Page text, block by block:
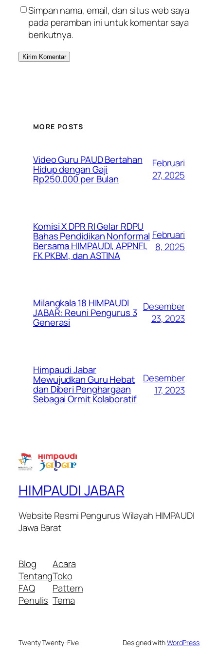
Simpan nama, email, dan situs web saya
pada peramban ini untuk komentar saya
berikutnya.
MORE POSTS
Video Guru PAUD Bertahan
Hidup dengan Gaji
Rp250.000 per Bulan
Februari
27, 2025
Komisi X DPR RI Gelar RDPU
Bahas Pendidikan Nonformal
Bersama HIMPAUDI, APPNFI,
FK PKBM, dan ASTINA
Februari
8, 2025
Milangkala 18 HIMPAUDI
JABAR: Reuni Pengurus 3
Generasi
Desember
23, 2023
Himpaudi Jabar
Mewujudkan Guru Hebat
dan Diberi Penghargaan
Sebagai Ormit Kolaboratif
Desember
17, 2023
HIMPAUDI JABAR
Website Resmi Pengurus Wilayah HIMPAUDI
Jawa Barat
Blog
Tentang
FAQ
Penulis
Acara
Toko
Pattern
Tema
Twenty Twenty-Five Designed withWordPress